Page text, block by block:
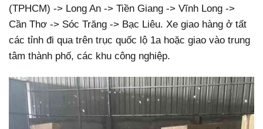
(TPHCM) -> Long An -> Tiền Giang -> Vĩnh Long ->
Cần Thơ -> Sóc Trăng -> Bạc Liêu. Xe giao hàng ở tất
các tỉnh đi qua trên trục quốc lộ 1a hoặc giao vào trung
tâm thành phố, các khu công nghiệp.